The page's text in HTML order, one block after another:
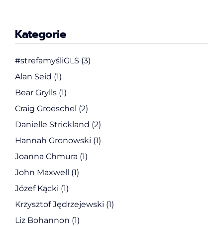
Kategorie
#strefamyśliGLS (3)
Alan Seid (1)
Bear Grylls (1)
Craig Groeschel (2)
Danielle Strickland (2)
Hannah Gronowski (1)
Joanna Chmura (1)
John Maxwell (1)
Józef Kącki (1)
Krzysztof Jędrzejewski (1)
Liz Bohannon (1)